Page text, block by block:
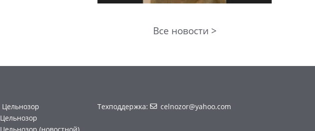
Все новости >
Цельнозор
Цельнозор
Техподдержка: celnozor@yahoo.com